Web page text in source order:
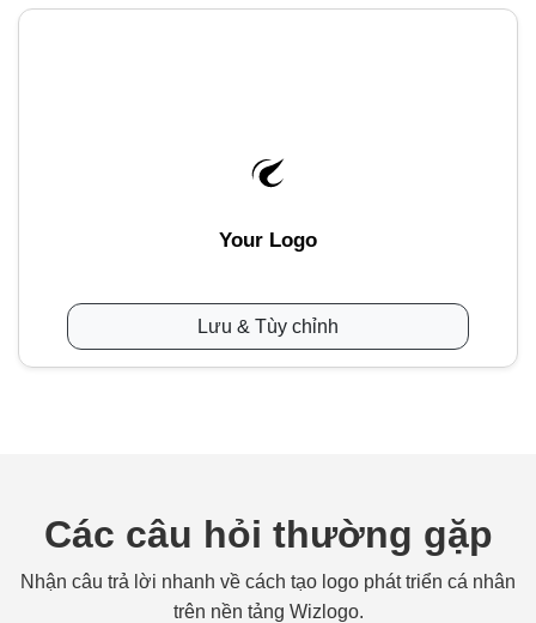
Your Logo
Lưu & Tùy chỉnh
Các câu hỏi thường gặp
Nhận câu trả lời nhanh về cách tạo logo phát triển cá nhân
trên nền tảng Wizlogo.